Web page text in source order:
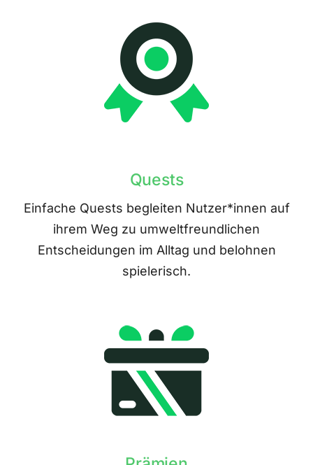
Quests
Einfache Quests begleiten Nutzer*innen auf
ihrem Weg zu umweltfreundlichen
Entscheidungen im Alltag und belohnen
spielerisch.